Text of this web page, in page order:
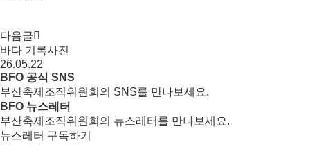
다음글
바다 기록사진
26.05.22
BFO 공식 SNS
부산축제조직위원회의 SNS를 만나보세요.
BFO 뉴스레터
부산축제조직위원회의 뉴스레터를 만나보세요.
뉴스레터 구독하기